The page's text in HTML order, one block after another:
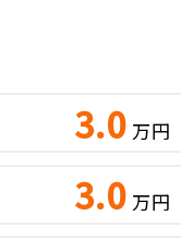
3.0 万円
3.0 万円